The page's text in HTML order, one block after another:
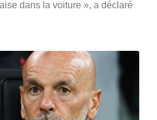
dans la voiture », a déclaré